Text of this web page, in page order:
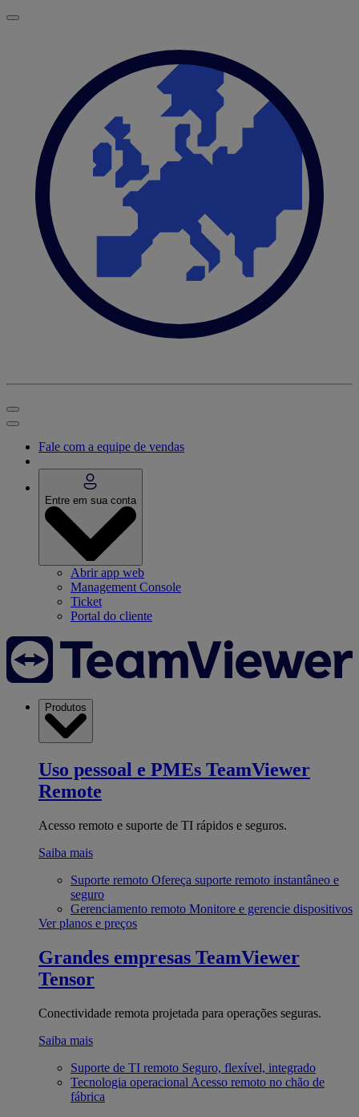
Fale com a equipe de vendas
Entre em sua conta
Abrir app web
Management Console
Ticket
Portal do cliente
Produtos
Uso pessoal e PMEs TeamViewer
Remote
Acesso remoto e suporte de TI rápidos e seguros.
Saiba mais
Suporte remoto Ofereça suporte remoto instantâneo e
seguro
Gerenciamento remoto Monitore e gerencie dispositivos
Ver planos e preços
Grandes empresas TeamViewer
Tensor
Conectividade remota projetada para operações seguras.
Saiba mais
Suporte de TI remoto Seguro, flexível, integrado
Tecnologia operacional Acesso remoto no chão de
fábrica